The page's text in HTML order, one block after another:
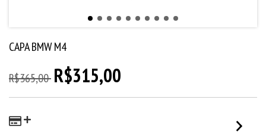
CAPA BMW M4
R$365,00 R$315,00